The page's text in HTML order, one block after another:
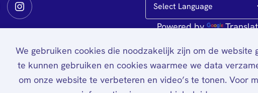
Powered by
We gebruiken cookies die noodzakelijk zijn om de website
te kunnen gebruiken en cookies waarmee we data
om onze website te verbeteren en video’s te tonen. Voor